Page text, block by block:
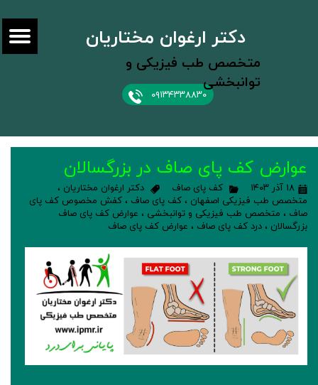
۰۹۱۳۴۳۳۸۸۳۰
دکتر ارغوان مختاریان
متخصص طب فیزیکی و
توانبخشی
عوارض کف پای صاف در بزرگسالان
۱۸ آذر ۱۴۰۳ کف پای صاف دکتر ارغوان مختاریان ،
متخصص طب فیزیکی اصفهان ، کف پای صاف ، کفش مخصوص کف پای
صاف ، متخصص طب فیزیکی و توانبخشی ، عوارض کف پای صاف
بزرگسالان ، درد کف پای صاف ، عوارض کف پای صاف